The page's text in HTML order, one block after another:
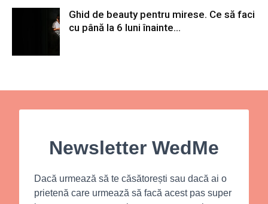
Ghid de beauty pentru mirese. Ce să faci
cu până la 6 luni înainte...
Newsletter WedMe
Dacă urmează să te căsătorești sau dacă ai o
prietenă care urmează să facă acest pas super